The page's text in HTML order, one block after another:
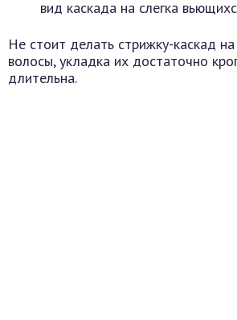
вид каскада на слегка
Не стоит делать стрижку-каскад
волосы, укладка их достаточно
длительна.